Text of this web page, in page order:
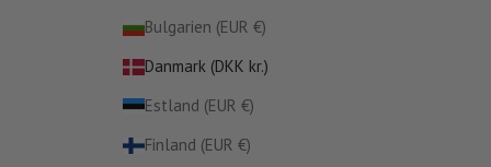
Bulgarien (EUR €)
Danmark (DKK kr.)
Estland (EUR €)
Finland (EUR €)